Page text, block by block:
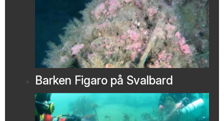
Barken Figaro på Svalbard